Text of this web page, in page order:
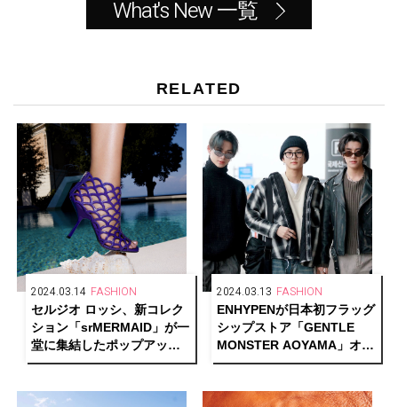
What's New 一覧
RELATED
2024.03.14 FASHION
セルジオ ロッシ、新コレク
ション「srMERMAID」が一
堂に集結したポップアップ
ストアを伊勢丹新宿店にて
場
2024.03.13 FASHION
ENHYPENが日本初フラッグ
シップストア「GENTLE
MONSTER AOYAMA」オー
プン記念に来日